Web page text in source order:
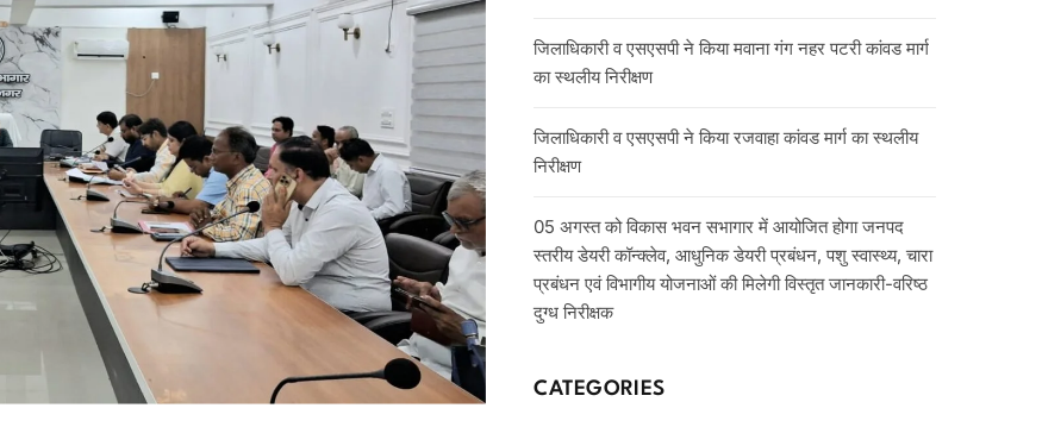
जिलाधिकारी व एसएसपी ने किया मवाना गंग नहर पटरी कांवड मार्ग
का स्थलीय निरीक्षण
जिलाधिकारी व एसएसपी ने किया रजवाहा कांवड मार्ग का स्थलीय
निरीक्षण
05 अगस्त को विकास भवन सभागार में आयोजित होगा जनपद
स्तरीय डेयरी कॉन्क्लेव, आधुनिक डेयरी प्रबंधन, पशु स्वास्थ्य, चारा
प्रबंधन एवं विभागीय योजनाओं की मिलेगी विस्तृत जानकारी-वरिष्ठ
दुग्ध निरीक्षक
CATEGORIES